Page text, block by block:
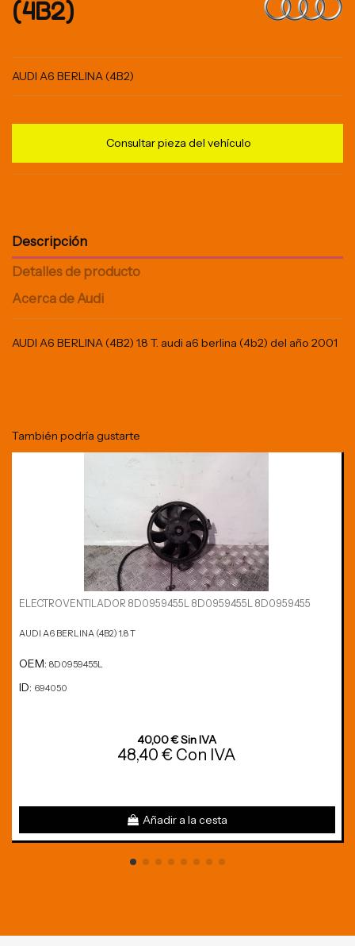
(4B2)
AUDI A6 BERLINA (4B2)
Consultar pieza del vehículo
Descripción
Detalles de producto
Acerca de Audi
AUDI A6 BERLINA (4B2) 1.8 T. audi a6 berlina (4b2) del año 2001
También podría gustarte
ELECTROVENTILADOR 8D0959455L 8D0959455L 8D0959455
AUDI A6 BERLINA (4B2) 1.8 T
OEM: 8D0959455L
ID: 694050
40,00 € Sin IVA
48,40 € Con IVA
Añadir a la cesta